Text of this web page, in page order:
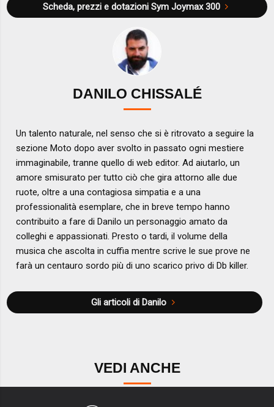
Scheda, prezzi e dotazioni Sym Joymax 300
DANILO CHISSALÉ
Un talento naturale, nel senso che si è ritrovato a seguire la
sezione Moto dopo aver svolto in passato ogni mestiere
immaginabile, tranne quello di web editor. Ad aiutarlo, un
amore smisurato per tutto ciò che gira attorno alle due
ruote, oltre a una contagiosa simpatia e a una
professionalità esemplare, che in breve tempo hanno
contribuito a fare di Danilo un personaggio amato da
colleghi e appassionati. Presto o tardi, il volume della
musica che ascolta in cuffia mentre scrive le sue prove ne
farà un centauro sordo più di uno scarico privo di Db killer.
Gli articoli di Danilo
VEDI ANCHE